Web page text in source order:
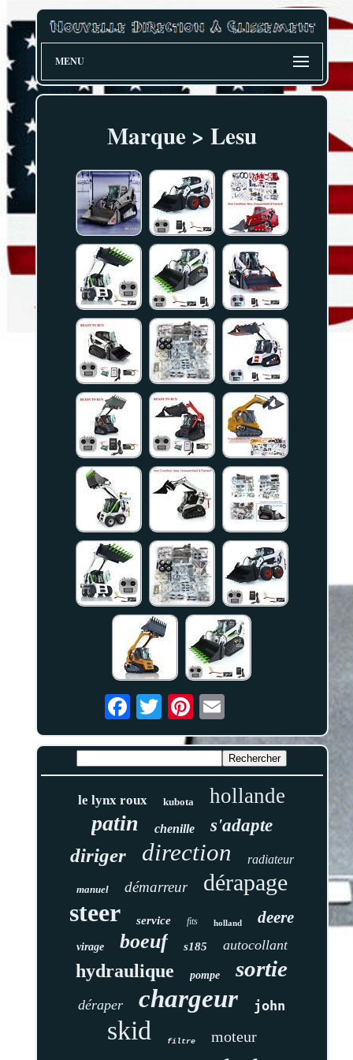
MENU
Marque > Lesu
le lynx roux kubota hollande
patin chenille s'adapte
diriger direction radiateur
manuel démarreur dérapage
steer service fits holland deere
virage boeuf s185 autocollant
hydraulique pompe sortie
déraper chargeur john
skid filtre moteur